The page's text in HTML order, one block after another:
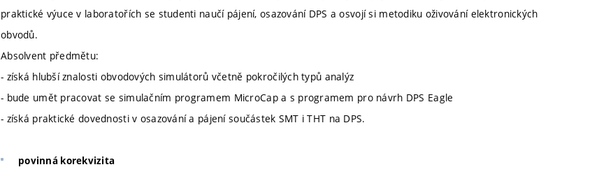
praktické výuce v laboratořích se studenti naučí pájení, osazování DPS a osvojí si metodiku oživování elektronických
obvodů.
Absolvent předmětu:
- získá hlubší znalosti obvodových simulátorů včetně pokročilých typů analýz
- bude umět pracovat se simulačním programem MicroCap a s programem pro návrh DPS Eagle
- získá praktické dovednosti v osazování a pájení součástek SMT i THT na DPS.
povinná korekvizita